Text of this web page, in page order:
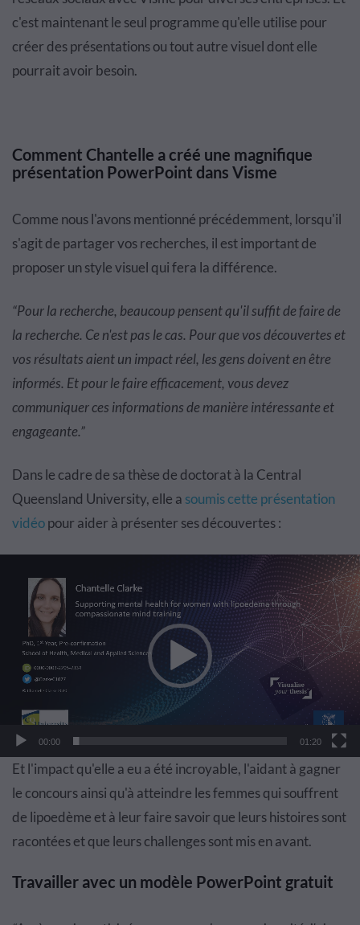
c'est maintenant le seul programme qu'elle utilise pour
créer des présentations ou tout autre visuel dont elle
pourrait avoir besoin.
Comment Chantelle a créé une magnifique
présentation PowerPoint dans Visme
Comme nous l'avons mentionné précédemment, lorsqu'il
s'agit de partager vos recherches, il est important de
proposer un style visuel qui fera la différence.
“Pour la recherche, beaucoup pensent qu'il suffit de faire de
la recherche. Ce n'est pas le cas. Pour que vos découvertes et
vos résultats aient un impact réel, les gens doivent en être
informés. Et pour le faire efficacement, vous devez
communiquer ces informations de manière intéressante et
engageante.”
Dans le cadre de sa thèse de doctorat à la Central
Queensland University, elle a soumis cette présentation
vidéopour aider à présenter ses découvertes :
00:00 01:20
Et l'impact qu'elle a eu a été incroyable, l'aidant à gagner
le concours ainsi qu'à atteindre les femmes qui souffrent
de lipoedème et à leur faire savoir que leurs histoires sont
racontées et que leurs challenges sont mis en avant.
Travailler avec un modèle PowerPoint gratuit